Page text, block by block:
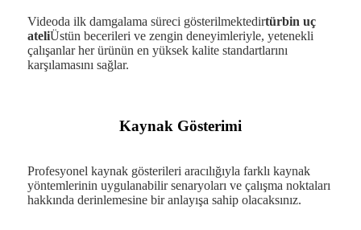
Videoda ilk damgalama süreci gösterilmektedirtürbin uç
ateliÜstün becerileri ve zengin deneyimleriyle, yetenekli
çalışanlar her ürünün en yüksek kalite standartlarını
karşılamasını sağlar.
Kaynak Gösterimi
Profesyonel kaynak gösterileri aracılığıyla farklı kaynak
yöntemlerinin uygulanabilir senaryoları ve çalışma noktaları
hakkında derinlemesine bir anlayışa sahip olacaksınız.